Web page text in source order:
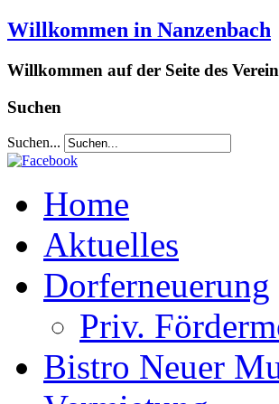
Willkommen in Nanzenbach
Willkommen auf der Seite des
Suchen
Suchen...
Home
Aktuelles
Dorferneuerung
Priv.
Bistro Neuer